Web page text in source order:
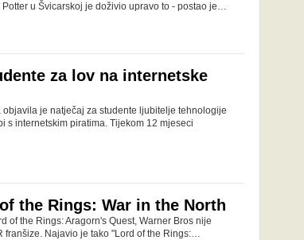
u Švicarskoj je doživio upravo to - postao je…
za lov na internetske
objavila je natječaj za studente ljubitelje tehnologije
s internetskim piratima. Tijekom 12 mjeseci
the Rings: War in the North
of the Rings: Aragorn's Quest, Warner Bros nije
franšize. Najavio je tako "Lord of the Rings:…